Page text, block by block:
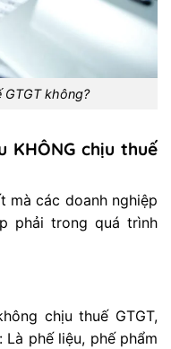
GTGT không?
KHÔNG chịu thuế
mà các doanh nghiệp
phải trong quá trình
chịu thuế GTGT,
phế liệu, phế phẩm